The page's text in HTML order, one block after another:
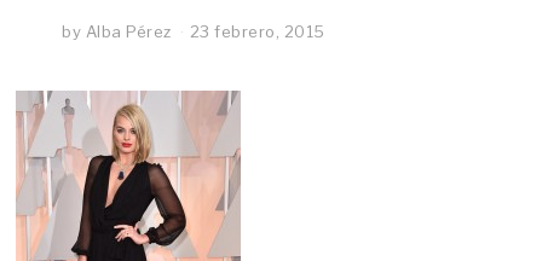
by Alba Pérez 23 febrero, 2015